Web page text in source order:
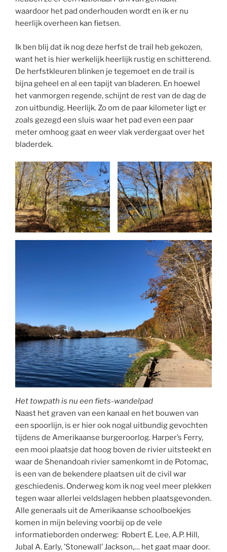
waardoor het pad onderhouden wordt en ik er nu
heerlijk overheen kan fietsen.
Ik ben blij dat ik nog deze herfst de trail heb gekozen,
want het is hier werkelijk heerlijk rustig en schitterend.
De herfstkleuren blinken je tegemoet en de trail is
bijna geheel en al een tapijt van bladeren. En hoewel
het vanmorgen regende, schijnt de rest van de dag de
zon uitbundig. Heerlijk. Zo om de paar kilometer ligt er
zoals gezegd een sluis waar het pad even een paar
meter omhoog gaat en weer vlak verdergaat over het
bladerdek.
Het towpath is nu een fiets-wandelpad
Naast het graven van een kanaal en het bouwen van
een spoorlijn, is er hier ook nogal uitbundig gevochten
tijdens de Amerikaanse burgeroorlog. Harper’s Ferry,
een mooi plaatsje dat hoog boven de rivier uitsteekt en
waar de Shenandoah rivier samenkomt in de Potomac,
is een van de bekendere plaatsen uit de civil war
geschiedenis. Onderweg kom ik nog veel meer plekken
tegen waar allerlei veldslagen hebben plaatsgevonden.
Alle generaals uit de Amerikaanse schoolboekjes
komen in mijn beleving voorbij op de vele
informatieborden onderweg: Robert E. Lee, A.P. Hill,
Jubal A. Early, ’Stonewall’ Jackson,… het gaat maar door.